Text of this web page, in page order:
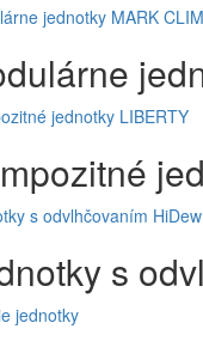
jednotky MARK
jednotky LIBERTY
s odvlhčovaním HiDew
s
jednotky